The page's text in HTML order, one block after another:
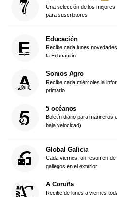
Una selección de los
para suscriptores
Educación
Recibe cada lunes
la Educación
Somos Agro
Recibe cada miércoles la
primario
5 océanos
Boletín diario para marineros
baja velocidad)
Global Galicia
Cada viernes, un resumen
gallegos en el exterior
A Coruña
Recibe de lunes a viernes